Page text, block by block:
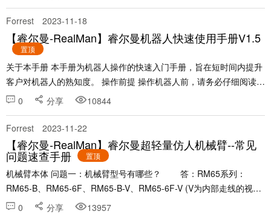
Forrest 2023-11-18
【睿尔曼-RealMan】睿尔曼机器人快速使用手册V1.5
置顶
关于本手册 本手册为机器人操作的快速入门手册，旨在短时间内提升
客户对机器人的熟知度。 操作前提 操作机器人前，请务必仔细阅读
《睿尔曼机器人用户手册》，用户需在了解安全知识的基础上才可使
0 分享 10844
Forrest 2023-11-22
【睿尔曼-RealMan】睿尔曼超轻量仿人机械臂--常见
问题速查手册 置顶
机械臂本体 问题一：机械臂型号有哪些？ 答：RM65系列：
RM65-B、RM65-6F、RM65-B-V、RM65-6F-V (V为内部走线的视觉
版机械臂) &n......
0 分享 13957